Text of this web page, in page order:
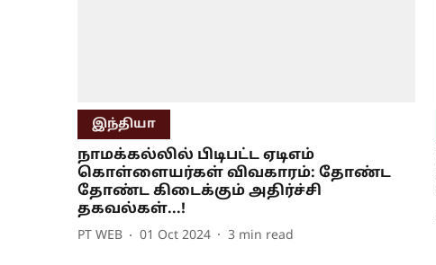
இந்தியா
நாமக்கல்லில் பிடிபட்ட ஏடிஎம்
கொள்ளையர்கள் விவகாரம்: தோண்ட
தோண்ட கிடைக்கும் அதிர்ச்சி
தகவல்கள்...!
PT WEB 01 Oct 2024 3 min read